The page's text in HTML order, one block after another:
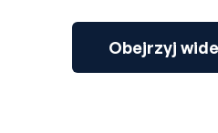
Obejrzyj